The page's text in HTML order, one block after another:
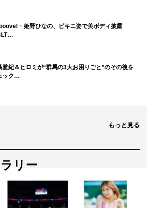
・姫野ひなの、ビキニ姿で美ボディ披露
雅紀＆ヒロミが“群馬の3大お困りごと”のその後を
ック…
もっと見る
リー